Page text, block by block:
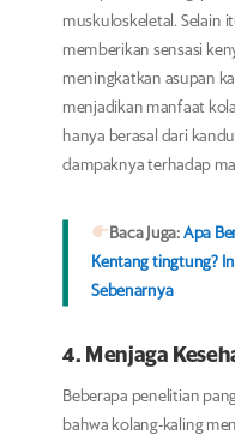
muskuloskeletal. Selain
memberikan sensasi
meningkatkan asupan
menjadikan manfaat
hanya berasal dari
dampaknya terhadap
Baca Juga: Apa
Kentang tingtung?
Sebenarnya
4. Menjaga
Beberapa penelitian
bahwa kolang-kaling